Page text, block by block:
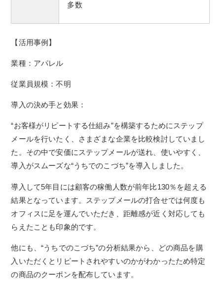
多数
【活用事例】
業種：アパレル
従業員規模：不明
導入の決め手と効果：
“お客様がリピートする仕組み”を構築するためにステップ
メールを行いたく、さまざまな企業を比較検討していまし
た。その中で安価にステップメールが送れ、使いやすく、
導入がスムーズな“うちでのこづち”を導入しました。
導入して5年目には顧客の稼働人数が前年比130％を超える
結果となっています。ステップメールの打合せでは何度も
オフィスに足を運んでいただき、距離感が近く対応しても
らえたことも印象的です。
他にも、“うちでのこづち”の分析結果から、どの商品を購
入いただくとリピートされやすいのかがわかったため特定
の商品のクーポンを配布しています。